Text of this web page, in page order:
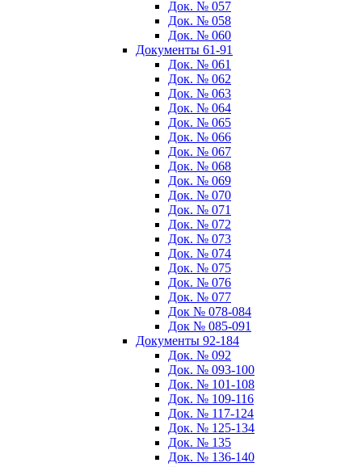
Док. № 057
Док. № 058
Док. № 060
Документы 61-91
Док. № 061
Док. № 062
Док. № 063
Док. № 064
Док. № 065
Док. № 066
Док. № 067
Док. № 068
Док. № 069
Док. № 070
Док. № 071
Док. № 072
Док. № 073
Док. № 074
Док. № 075
Док. № 076
Док. № 077
Док № 078-084
Док № 085-091
Документы 92-184
Док. № 092
Док. № 093-100
Док. № 101-108
Док. № 109-116
Док. № 117-124
Док. № 125-134
Док. № 135
Док. № 136-140